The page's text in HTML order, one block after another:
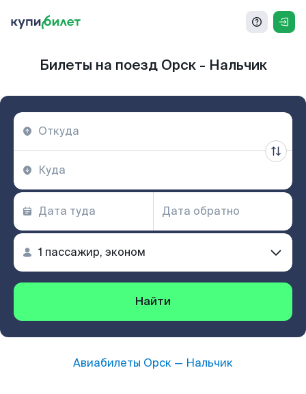
Билеты на поезд Орск - Нальчик
Найти
Авиабилеты Орск — Нальчик